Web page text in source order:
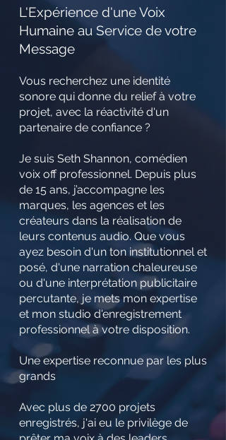
L'Expérience d'une Voix
Humaine au Service de votre
Message
Vous recherchez une identité
sonore qui donne du relief à votre
projet, avec la réactivité d'un
partenaire de confiance ?
Je suis Seth Shannon, comédien
voix off professionnel. Depuis plus
de 15 ans, j’accompagne les
marques, les agences et les
créateurs dans la réalisation de
leurs contenus audio. Que vous
ayez besoin d'un ton institutionnel et
posé, d'une narration chaleureuse
ou d'une interprétation publicitaire
percutante, je mets mon expertise
et mon studio d'enregistrement
professionnel à votre disposition.
Une expertise reconnue par les plus
grands
Avec plus de 2700 projets
enregistrés, j'ai eu le privilège de